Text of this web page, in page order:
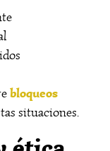
bloqueos
situaciones.